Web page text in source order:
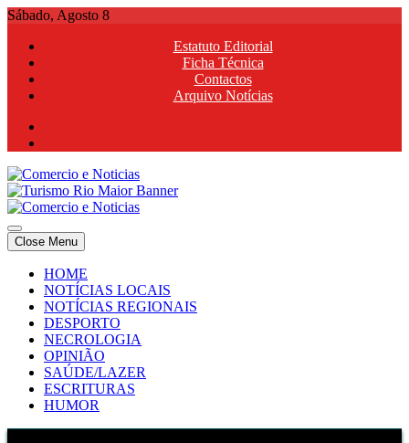
Skip
content
Sábado, Agosto 8
Estatuto Editorial
Ficha Técnica
Contactos
Arquivo Notícias
Comercio e Noticias
Notícias e Publicidade Online
Comercio e Noticias
Notícias e Publicidade Online
Close Menu
HOME
NOTÍCIAS LOCAIS
NOTÍCIAS REGIONAIS
DESPORTO
NECROLOGIA
OPINIÃO
SAÚDE/LAZER
ESCRITURAS
HUMOR